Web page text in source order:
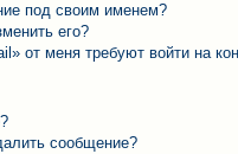
под своим именем?
его?
от меня требуют войти на
сообщение?